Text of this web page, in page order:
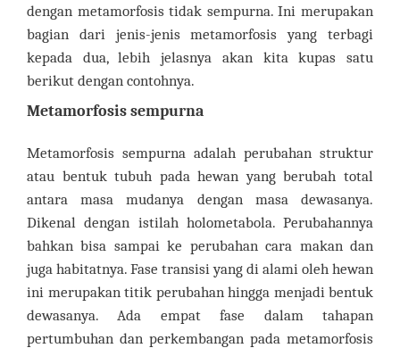
dengan metamorfosis tidak sempurna. Ini merupakan
bagian dari jenis-jenis metamorfosis yang terbagi
kepada dua, lebih jelasnya akan kita kupas satu
berikut dengan contohnya.
Metamorfosis sempurna
Metamorfosis sempurna adalah perubahan struktur
atau bentuk tubuh pada hewan yang berubah total
antara masa mudanya dengan masa dewasanya.
Dikenal dengan istilah holometabola. Perubahannya
bahkan bisa sampai ke perubahan cara makan dan
juga habitatnya. Fase transisi yang di alami oleh hewan
ini merupakan titik perubahan hingga menjadi bentuk
dewasanya. Ada empat fase dalam tahapan
pertumbuhan dan perkembangan pada metamorfosis